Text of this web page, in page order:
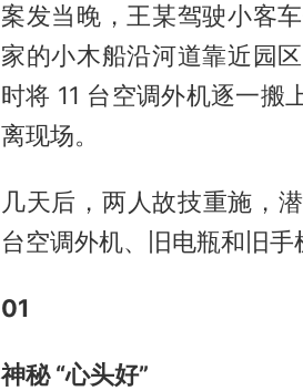
案发当晚，王某驾驶小客
家的小木船沿河道靠近园
时将 11 台空调外机逐一搬
离现场。
几天后，两人故技重施，
台空调外机、旧电瓶和旧手
01
神秘 “心头好”